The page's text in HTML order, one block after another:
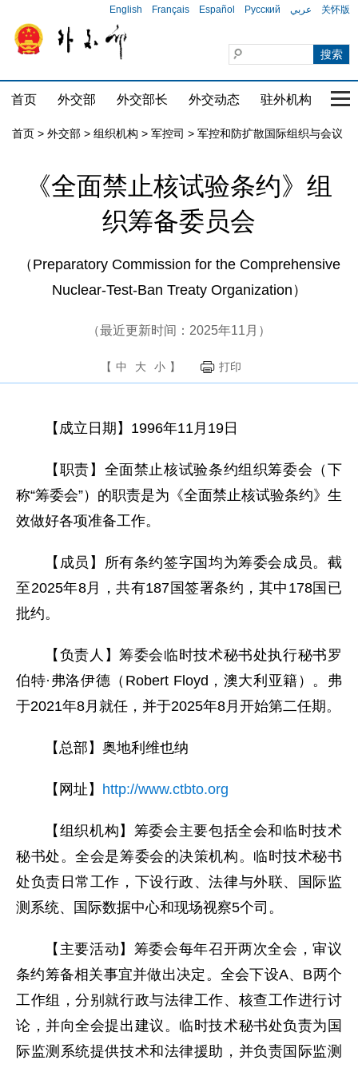
English Français Español Русский عربي 关怀版
首页 外交部 外交部长 外交动态 驻外机构 国
首页 > 外交部 > 组织机构 > 军控司 > 军控和防扩散国际组织与会议
《全面禁止核试验条约》组
织筹备委员会
（Preparatory Commission for the Comprehensive
Nuclear-Test-Ban Treaty Organization）
（最近更新时间：2025年11月）
【 中 大 小 】 打印
【成立日期】1996年11月19日
【职责】全面禁止核试验条约组织筹委会（下
称“筹委会”）的职责是为《全面禁止核试验条约》生
效做好各项准备工作。
【成员】所有条约签字国均为筹委会成员。截
至2025年8月，共有187国签署条约，其中178国已
批约。
【负责人】筹委会临时技术秘书处执行秘书罗
伯特·弗洛伊德（Robert Floyd，澳大利亚籍）。弗
于2021年8月就任，并于2025年8月开始第二任期。
【总部】奥地利维也纳
【网址】 http://www.ctbto.org
【组织机构】筹委会主要包括全会和临时技术
秘书处。全会是筹委会的决策机构。临时技术秘书
处负责日常工作，下设行政、法律与外联、国际监
测系统、国际数据中心和现场视察5个司。
【主要活动】筹委会每年召开两次全会，审议
条约筹备相关事宜并做出决定。全会下设A、B两个
工作组，分别就行政与法律工作、核查工作进行讨
论，并向全会提出建议。临时技术秘书处负责为国
际监测系统提供技术和法律援助，并负责国际监测